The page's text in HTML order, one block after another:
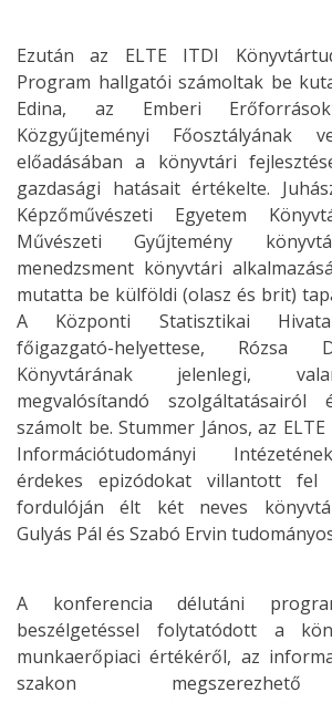
Ezután az ELTE ITDI
Program hallgatói számoltak be
Edina, az Emberi
Közgyűjteményi Főosztályának
előadásában a könyvtári
gazdasági hatásait értékelte.
Képzőművészeti Egyetem
Művészeti Gyűjtemény
menedzsment könyvtári
mutatta be külföldi (olasz és brit)
A Központi Statisztikai
főigazgató-helyettese,
Könyvtárának jelenlegi,
megvalósítandó szolgáltatásairól
számolt be. Stummer János, az
Információtudományi
érdekes epizódokat villantott fel
fordulóján élt két neves
Gulyás Pál és Szabó Ervin
A konferencia délutáni
beszélgetéssel folytatódott a
munkaerőpiaci értékéről, az
szakon